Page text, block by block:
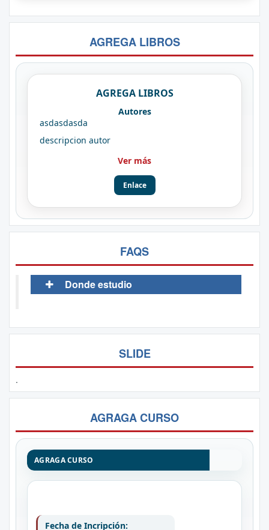
AGREGA LIBROS
AGREGA LIBROS
Autores
asdasdasda
descripcion autor
Ver más
Enlace
FAQS
Donde estudio
SLIDE
.
AGRAGA CURSO
AGRAGA CURSO
Fecha de Incripción: